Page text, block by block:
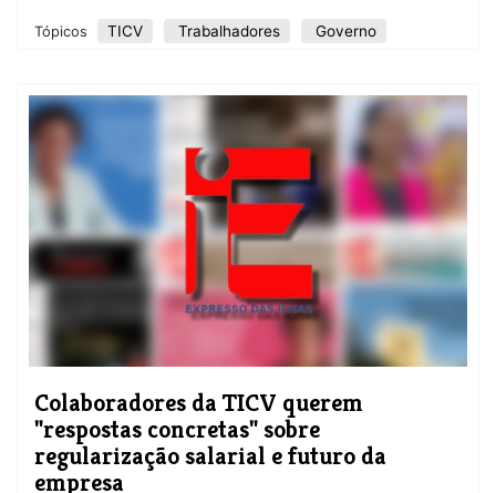
Tópicos TICV Trabalhadores Governo
Colaboradores da TICV querem
"respostas concretas" sobre
regularização salarial e futuro da
empresa